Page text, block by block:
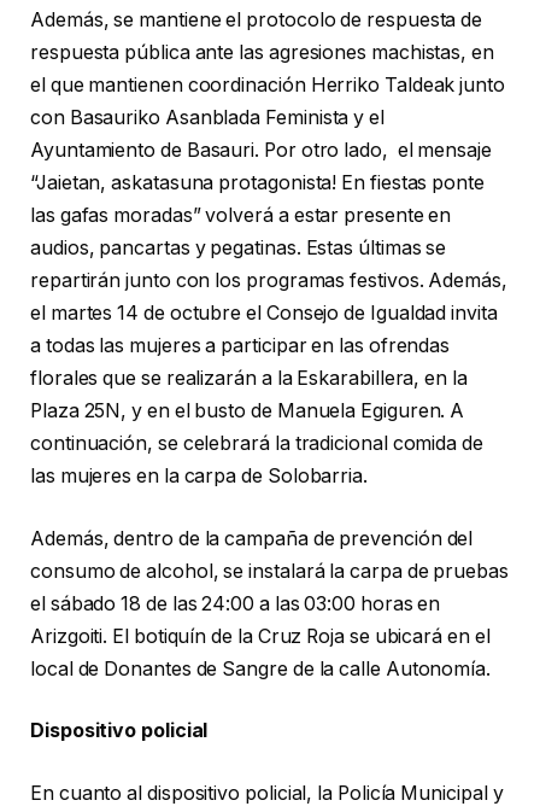
Además, se mantiene el protocolo de respuesta de
respuesta pública ante las agresiones machistas, en
el que mantienen coordinación Herriko Taldeak junto
con Basauriko Asanblada Feminista y el
Ayuntamiento de Basauri. Por otro lado, el mensaje
“Jaietan, askatasuna protagonista! En fiestas ponte
las gafas moradas” volverá a estar presente en
audios, pancartas y pegatinas. Estas últimas se
repartirán junto con los programas festivos. Además,
el martes 14 de octubre el Consejo de Igualdad invita
a todas las mujeres a participar en las ofrendas
florales que se realizarán a la Eskarabillera, en la
Plaza 25N, y en el busto de Manuela Egiguren. A
continuación, se celebrará la tradicional comida de
las mujeres en la carpa de Solobarria.
Además, dentro de la campaña de prevención del
consumo de alcohol, se instalará la carpa de pruebas
el sábado 18 de las 24:00 a las 03:00 horas en
Arizgoiti. El botiquín de la Cruz Roja se ubicará en el
local de Donantes de Sangre de la calle Autonomía.
Dispositivo policial
En cuanto al dispositivo policial, la Policía Municipal y